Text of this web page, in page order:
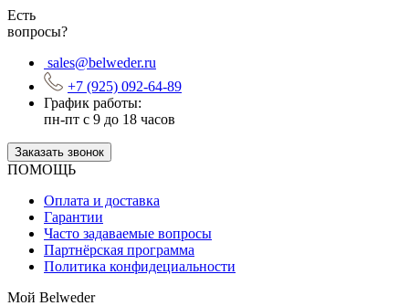
Есть
вопросы?
sales@belweder.ru
+7 (925) 092-64-89
График работы:
пн-пт с 9 до 18 часов
Заказать звонок
ПОМОЩЬ
Оплата и доставка
Гарантии
Часто задаваемые вопросы
Партнёрская программа
Политика конфидециальности
Мой Belweder